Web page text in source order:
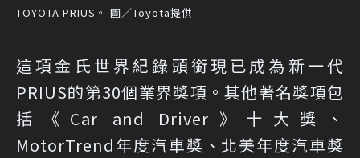
TOYOTA PRIUS。 圖／Toyota提供
這項金氏世界紀錄頭銜現已成為新一代
PRIUS的第30個業界獎項。其他著名獎項包
括《Car and Driver》十大獎、
MotorTrend年度汽車獎、北美年度汽車獎